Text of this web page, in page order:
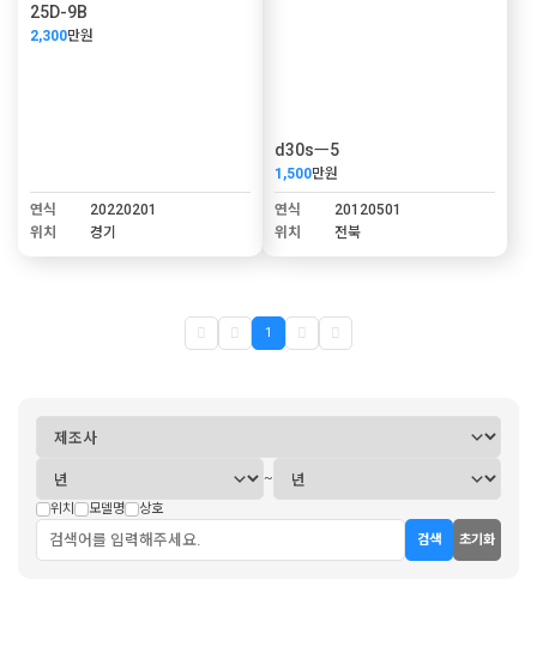
25D-9B
2,300만원
연식
20220201
위치
경기
d30sㅡ5
1,500만원
연식
20120501
위치
전북
1
~
위치
모델명 상호